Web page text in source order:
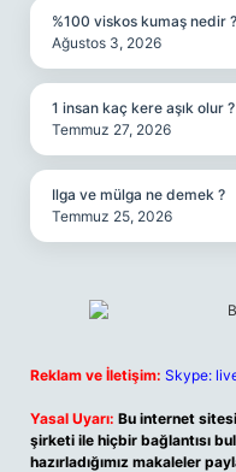
%100 viskos kumaş nedir ?
Ağustos 3, 2026
1 insan kaç kere aşık olur ?
Temmuz 27, 2026
Ilga ve mülga ne demek ?
Temmuz 25, 2026
Reklam ve İletişim: Skype:
Yasal Uyarı: Bu internet
şirketi ile hiçbir bağlantısı
hazırladığımız makaleler